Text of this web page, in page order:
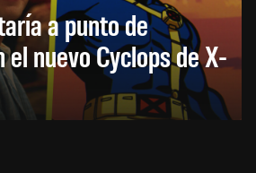
a punto de
nuevo Cyclops de X-